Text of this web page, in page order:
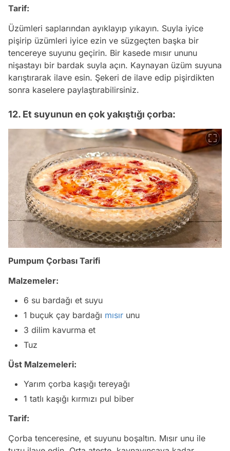
Tarif:
Üzümleri saplarından ayıklayıp yıkayın. Suyla iyice
pişirip üzümleri iyice ezin ve süzgeçten başka bir
tencereye suyunu geçirin. Bir kasede mısır ununu
nişastayı bir bardak suyla açın. Kaynayan üzüm suyuna
karıştırarak ilave esin. Şekeri de ilave edip pişirdikten
sonra kaselere paylaştırabilirsiniz.
12. Et suyunun en çok yakıştığı çorba:
Pumpum Çorbası Tarifi
Malzemeler:
6 su bardağı et suyu
1 buçuk çay bardağı mısır unu
3 dilim kavurma et
Tuz
Üst Malzemeleri:
Yarım çorba kaşığı tereyağı
1 tatlı kaşığı kırmızı pul biber
Tarif:
Çorba tenceresine, et suyunu boşaltın. Mısır unu ile